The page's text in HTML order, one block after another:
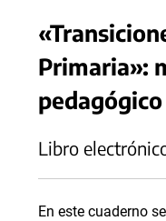
Primaria»:
pedagógico
Libro
En este cuaderno